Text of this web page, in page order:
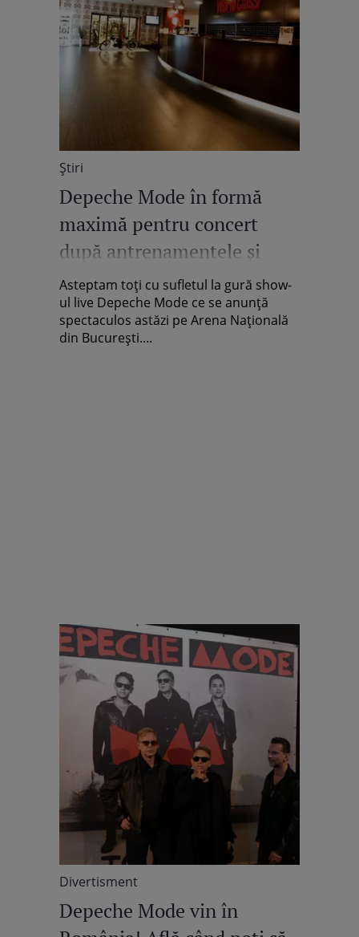
Știri
Depeche Mode în formă
maximă pentru concert
după antrenamentele şi
tratamentele Spa la World
Class!
Asteptam toţi cu sufletul la gură show-
ul live Depeche Mode ce se anunţă
spectaculos astăzi pe Arena Naţională
din Bucureşti....
Divertisment
Depeche Mode vin în